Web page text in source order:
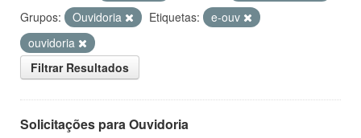
Grupos:
Ouvidoria Etiquetas:
e-ouv
ouvidoria
Filtrar Resultados
Solicitações para Ouvidoria